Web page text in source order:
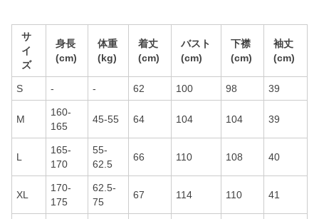
サ
イ
ズ
身長
(cm)
体重
(kg)
着丈
(cm)
バスト
(cm)
下襟
(cm)
袖丈
(cm)
S - - 62 100 98 39
M
160-
165
45-55 64 104 104 39
L
165-
170
55-
62.5
66 110 108 40
XL
170-
175
62.5-
75
67 114 110 41